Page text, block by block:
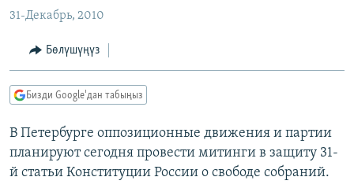
САЯСАТ
ЭКОНОМИКА
ДҮЙНӨ
БОРБОР АЗИЯ
УКРАИНА
АТАЙЫН ИЛИКТӨӨ
БҮГҮН АЗАТТЫКТА
ЭКСПЕРТТЕР ТАЛДАЙТ
БИЗ ЖАНА ДҮЙНӨ
ПОДКАСТ
ӨЗГӨЧӨ ПИКИР
Русский
31-Декабрь, 2010
Бөлүшүңүз
Бизди Google'дан табыңыз
В Петербурге оппозиционные движения и партии
планируют сегодня провести митинги в защиту 31-
й статьи Конституции России о свободе собраний.